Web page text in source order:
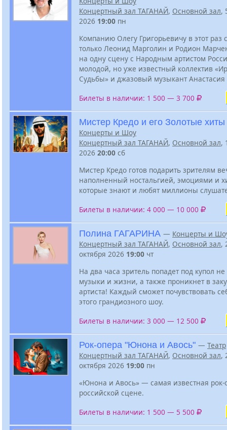
Концертный зал ТАГАНАЙ, Основной зал,
2026 19:00 пн
Компанию Олегу Григорьевичу в этот раз
только Леонид Марголин и Родион
на одну сцену с Народным артистом
молодой, но уже известный коллектив
Судьбы» и джазовый музыкант
Билеты в наличии: 1 500 — 3 700
Мистер Кредо и его Золотые хиты
Концерты и Шоу
Концертный зал ТАГАНАЙ, Основной зал,
2026 20:00 сб
Мистер Кредо готов подарить зрителям
наполненный ностальгией, эмоциями и
которые знают и любят миллионы
Билеты в наличии: 4 000 — 10 000
Полина ГАГАРИНА — Концерты и
Концертный зал ТАГАНАЙ, Основной зал,
октября 2026 19:00 чт
На два часа зритель попадет под купол не
музыки и жизни, а также проникнет в
артиста! Каждый сможет почувствовать
этого грандиозного шоу.
Билеты в наличии: 3 000 — 12 500
Рок-опера "Юнона и Авось" — Театр
Концертный зал ТАГАНАЙ, Основной зал,
октября 2026 19:00 пн
«Юнона и Авось» — самая известная рок-
российской сцене.
Билеты в наличии: 1 500 — 5 500